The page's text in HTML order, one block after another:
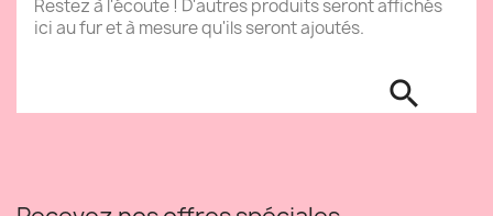
Restez à l'écoute ! D'autres produits seront affichés
ici au fur et à mesure qu'ils seront ajoutés.
search